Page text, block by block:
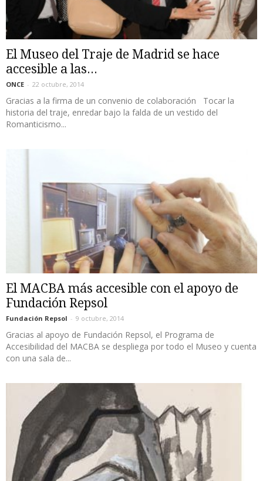
El Museo del Traje de Madrid se hace
accesible a las...
ONCE - 22 octubre, 2014
Gracias a la firma de un convenio de colaboración Tocar la
historia del traje, enredar bajo la falda de un vestido del
Romanticismo...
El MACBA más accesible con el apoyo de
Fundación Repsol
Fundación Repsol - 9 octubre, 2014
Gracias al apoyo de Fundación Repsol, el Programa de
Accesibilidad del MACBA se despliega por todo el Museo y cuenta
con una sala de...